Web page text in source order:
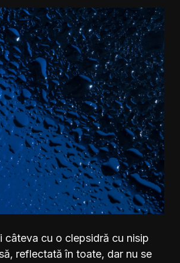
câteva cu o clepsidră cu nisip
reflectată în toate, dar nu se